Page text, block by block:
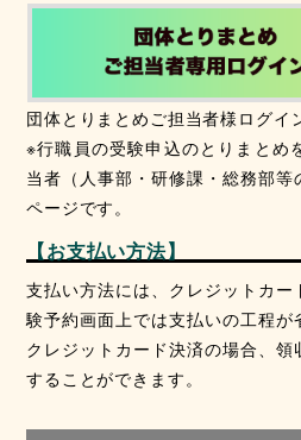
団体とりまとめご担当者様ログイ
※行職員の受験申込のとりまとめ
当者（人事部・研修課・総務部
ページです。
【お支払い方法】
支払い方法には、クレジットカー
験予約画面上では支払いの工程が
クレジットカード決済の場合、領
することができます。